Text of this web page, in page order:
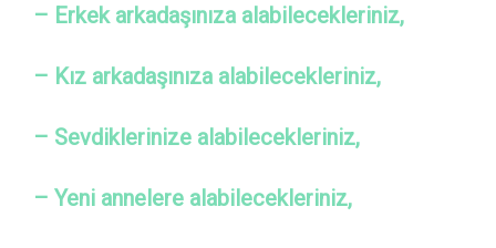
– Erkek arkadaşınıza alabilecekleriniz,
– Kız arkadaşınıza alabilecekleriniz,
– Sevdiklerinize alabilecekleriniz,
– Yeni annelere alabilecekleriniz,